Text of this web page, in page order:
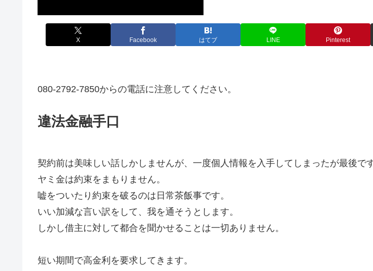
X Facebook はてブ LINE Pinterest
080-2792-7850からの電話に注意してください。
違法金融手口
契約前は美味しい話しかしませんが、一度個人情報を入手してしまったが最後です
ヤミ金は約束をまもりません。
嘘をついたり約束を破るのは日常茶飯事です。
いい加減な言い訳をして、我を通そうとします。
しかし借主に対して都合を聞かせることは一切ありません。
短い期間で高金利を要求してきます。